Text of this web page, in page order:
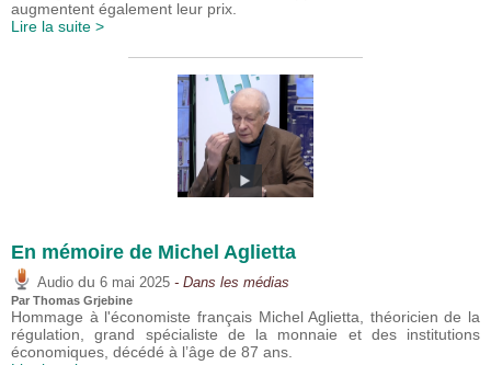
augmentent également leur prix.
Lire la suite >
En mémoire de Michel Aglietta
Audio du 6 mai 2025 - Dans les médias
Par Thomas Grjebine
Hommage à l'économiste français Michel Aglietta, théoricien de la
régulation, grand spécialiste de la monnaie et des institutions
économiques, décédé à l’âge de 87 ans.